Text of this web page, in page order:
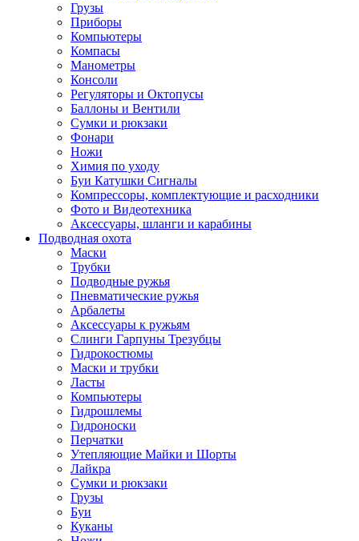
Грузы
Приборы
Компьютеры
Компасы
Манометры
Консоли
Регуляторы и Октопусы
Баллоны и Вентили
Сумки и рюкзаки
Фонари
Ножи
Химия по уходу
Буи Катушки Сигналы
Компрессоры, комплектующие и расходники
Фото и Видеотехника
Аксессуары, шланги и карабины
Подводная охота
Маски
Трубки
Подводные ружья
Пневматические ружья
Арбалеты
Аксессуары к ружьям
Слинги Гарпуны Трезубцы
Гидрокостюмы
Маски и трубки
Ласты
Компьютеры
Гидрошлемы
Гидроноски
Перчатки
Утепляющие Майки и Шорты
Лайкра
Сумки и рюкзаки
Грузы
Буи
Куканы